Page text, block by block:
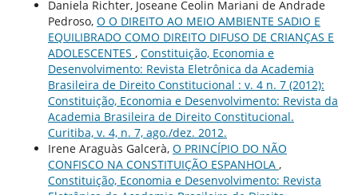
Daniela Richter, Joseane Ceolin Mariani de Andrade
Pedroso, O O DIREITO AO MEIO AMBIENTE SADIO E
EQUILIBRADO COMO DIREITO DIFUSO DE CRIANÇAS E
ADOLESCENTES , Constituição, Economia e
Desenvolvimento: Revista Eletrônica da Academia
Brasileira de Direito Constitucional : v. 4 n. 7 (2012):
Constituição, Economia e Desenvolvimento: Revista da
Academia Brasileira de Direito Constitucional.
Curitiba, v. 4, n. 7, ago./dez. 2012.
Irene Araguàs Galcerà, O PRINCÍPIO DO NÃO
CONFISCO NA CONSTITUIÇÃO ESPANHOLA ,
Constituição, Economia e Desenvolvimento: Revista